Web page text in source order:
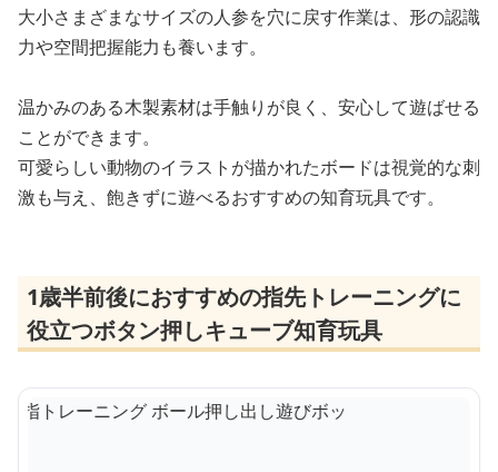
大小さまざまなサイズの人参を穴に戻す作業は、形の認識
力や空間把握能力も養います。
温かみのある木製素材は手触りが良く、安心して遊ばせる
ことができます。
可愛らしい動物のイラストが描かれたボードは視覚的な刺
激も与え、飽きずに遊べるおすすめの知育玩具です。
1歳半前後におすすめの指先トレーニングに
役立つボタン押しキューブ知育玩具